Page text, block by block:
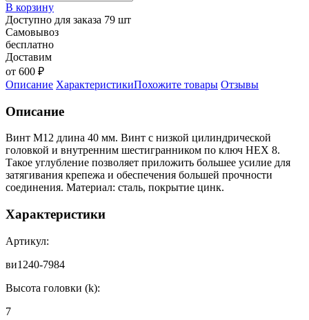
В корзину
Доступно для заказа 79 шт
Самовывоз
бесплатно
Доставим
от 600 ₽
Описание ХарактеристикиПохожите товары Отзывы
Описание
Винт М12 длина 40 мм. Винт с низкой цилиндрической
головкой и внутренним шестигранником по ключ HEX 8.
Такое углубление позволяет приложить большее усилие для
затягивания крепежа и обеспечения большей прочности
соединения. Материал: сталь, покрытие цинк.
Характеристики
Артикул:
ви1240-7984
Высота головки (k):
7